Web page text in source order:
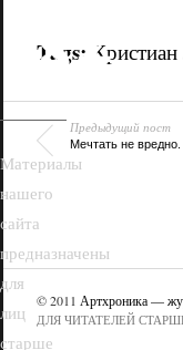
Tags:
Предыдущий пост
Мечтать не
© 2011 Артхроника —
ДЛЯ ЧИТАТЕЛЕЙ
18+
Материалы
нашего
сайта
предназначены
для
лиц
старше